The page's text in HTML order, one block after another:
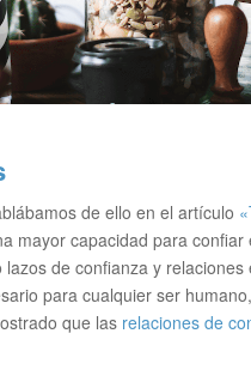
de ello en el artículo
mayor capacidad para
de confianza y
para cualquier ser
que las relaciones de